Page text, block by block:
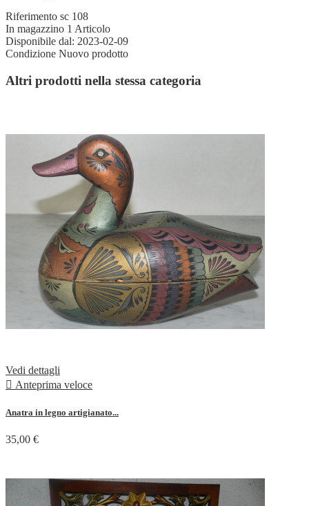
Riferimento sc 108
In magazzino 1 Articolo
Disponibile dal: 2023-02-09
Condizione Nuovo prodotto
Altri prodotti nella stessa categoria
Vedi dettagli
 Anteprima veloce
Anatra in legno artigianato...
35,00 €